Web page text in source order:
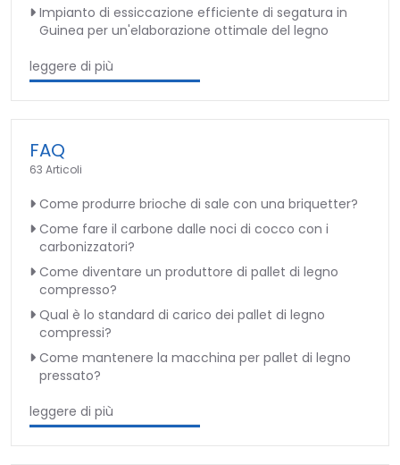
Impianto di essiccazione efficiente di segatura in
Guinea per un'elaborazione ottimale del legno
leggere di più
FAQ
63 Articoli
Come produrre brioche di sale con una briquetter?
Come fare il carbone dalle noci di cocco con i
carbonizzatori?
Come diventare un produttore di pallet di legno
compresso?
Qual è lo standard di carico dei pallet di legno
compressi?
Come mantenere la macchina per pallet di legno
pressato?
leggere di più